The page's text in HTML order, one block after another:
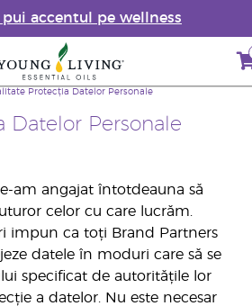
pui accentul pe wellness
Datelor Personale
Protecția Datelor Personale
am angajat întotdeauna să
celor cu care lucrăm.
impun ca toți Brand Partners
datele în moduri care să se
specificat de autoritățile lor
a datelor. Nu este necesar